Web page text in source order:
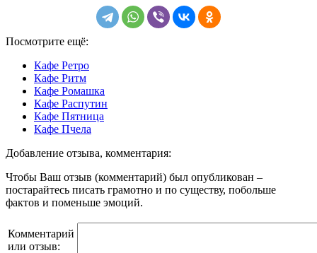
Посмотрите ещё:
Кафе Ретро
Кафе Ритм
Кафе Ромашка
Кафе Распутин
Кафе Пятница
Кафе Пчела
Добавление отзыва, комментария:
Чтобы Ваш отзыв (комментарий) был опубликован –
постарайтесь писать грамотно и по существу, побольше
фактов и поменьше эмоций.
Комментарий
или отзыв: